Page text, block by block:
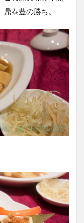
泰豊の勝ち。